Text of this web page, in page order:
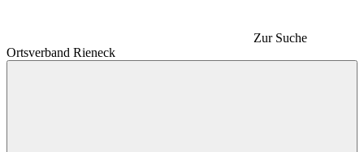
Zur Suche
Ortsverband Rieneck